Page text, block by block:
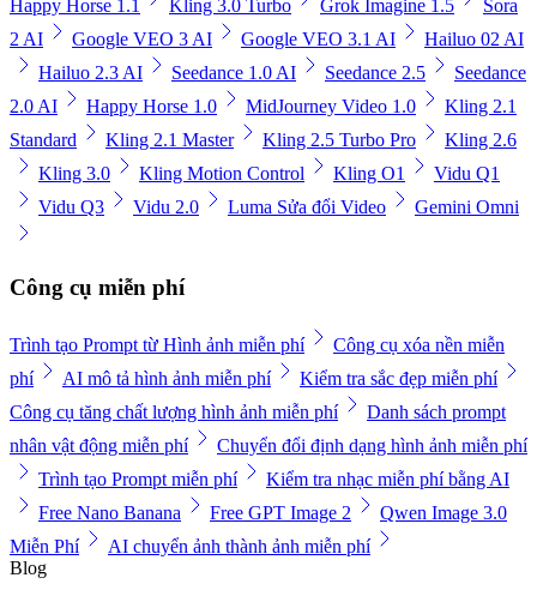
Happy Horse 1.1 Kling 3.0 Turbo Grok Imagine 1.5
Sora
2 AI
Google VEO 3 AI Google VEO 3.1 AI
Hailuo 02 AI
Hailuo 2.3 AI
Seedance 1.0 AI Seedance 2.5
Seedance
2.0 AI
Happy Horse 1.0 MidJourney Video 1.0
Kling 2.1
Standard
Kling 2.1 Master Kling 2.5 Turbo Pro
Kling 2.6
Kling 3.0
Kling Motion Control Kling O1
Vidu Q1
Vidu Q3
Vidu 2.0 Luma Sửa đổi Video Gemini Omni
Công cụ miễn phí
Trình tạo Prompt từ Hình ảnh miễn phí
Công cụ xóa nền miễn
phí
AI mô tả hình ảnh miễn phí
Kiểm tra sắc đẹp miễn phí
Công cụ tăng chất lượng hình ảnh miễn phí
Danh sách prompt
nhân vật động miễn phí
Chuyển đổi định dạng hình ảnh miễn phí
Trình tạo Prompt miễn phí
Kiểm tra nhạc miễn phí bằng AI
Free Nano Banana
Free GPT Image 2
Qwen Image 3.0
Miễn Phí
AI chuyển ảnh thành ảnh miễn phí
Blog